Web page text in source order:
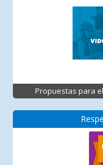
Propuestas para